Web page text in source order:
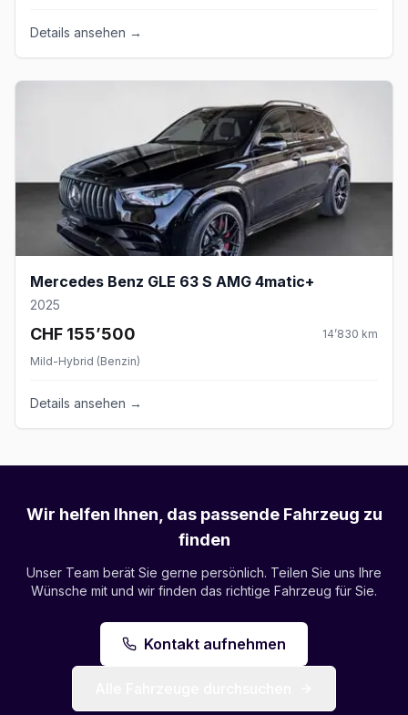
Details ansehen →
Mercedes Benz GLE 63 S AMG 4matic+
2025
CHF 155’500 14’830 km
Mild-Hybrid (Benzin)
Details ansehen →
Wir helfen Ihnen, das passende Fahrzeug zu
finden
Unser Team berät Sie gerne persönlich. Teilen Sie uns Ihre
Wünsche mit und wir finden das richtige Fahrzeug für Sie.
Kontakt aufnehmen